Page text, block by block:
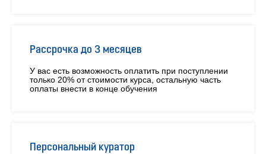
Рассрочка до 3 месяцев
У вас есть возможность оплатить при поступлении
только 20% от стоимости курса, остальную часть
оплаты внести в конце обучения
Персональный куратор